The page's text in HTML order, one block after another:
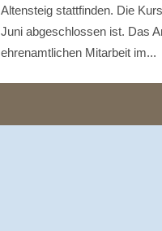
Altensteig stattfinden. Die
Juni abgeschlossen ist. Das
ehrenamtlichen Mitarbeit im...